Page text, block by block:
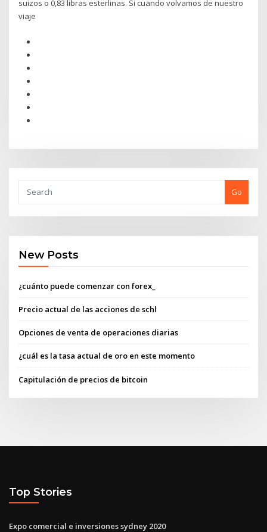
suizos o 0,83 libras esterlinas. Si cuando volvamos de nuestro
viaje
Go
New Posts
¿cuánto puede comenzar con forex_
Precio actual de las acciones de schl
Opciones de venta de operaciones diarias
¿cuál es la tasa actual de oro en este momento
Capitulación de precios de bitcoin
Top Stories
Expo comercial e inversiones sydney 2020